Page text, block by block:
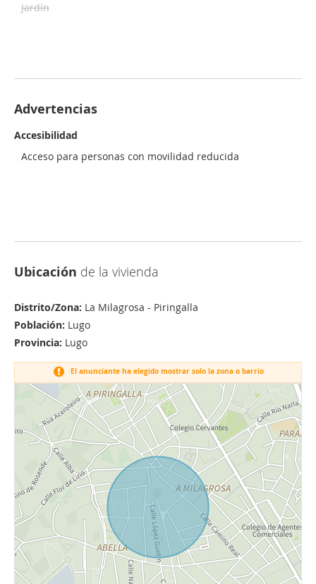
Jardín
Advertencias
Accesibilidad
Acceso para personas con movilidad reducida
Ubicación de la vivienda
Distrito/Zona: La Milagrosa - Piringalla
Población: Lugo
Provincia: Lugo
El anunciante ha elegido mostrar solo la zona o barrio